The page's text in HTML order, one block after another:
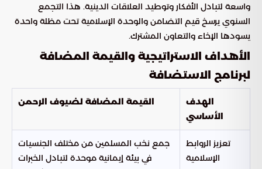
واسعة لتبادل الأفكار وتوطيد العلاقات الدينية. هذا التجمع
السنوي يرسخ قيم التضامن والوحدة الإسلامية تحت مظلة واحدة
يسودها الإخاء والتعاون المشترك.
الأهداف الاستراتيجية والقيمة المضافة
لبرنامج الاستضافة
الهدف
الأساسي
القيمة المضافة لضيوف الرحمن
تعزيز الروابط
الإسلامية
جمع نخب المسلمين من مختلف الجنسيات
في بيئة إيمانية موحدة لتبادل الخبرات